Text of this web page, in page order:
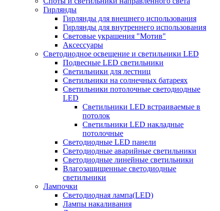
Гирлянды
Гирлянды для внешнего использования
Гирлянды для внутреннего использования
Световые украшения "Мотив"
Аксессуары
Светодиодное освещение и светильники LED
Подвесные LED светильники
Светильники для лестниц
Светильники на солнечных батареях
Светильники потолочные светодиодные
LED
Cветильники LED встраиваемые в
потолок
Светильники LED накладные
потолочные
Светодиодные LED панели
Светодиодные аварийные светильники
Светодиодные линейные светильники
Влагозащищенные светодиодные
светильники
Лампочки
Светодиодная лампа(LED)
Лампы накаливания